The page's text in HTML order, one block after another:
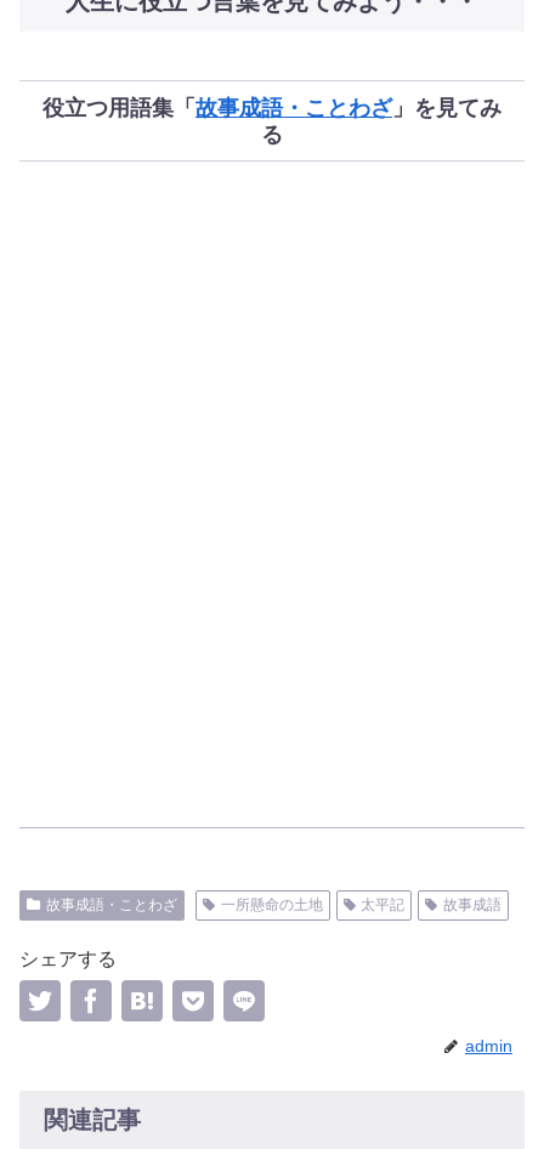
役立つ用語集「 故事成語・ことわざ」を見てみ
る
故事成語・ことわざ 一所懸命の土地 太平記 故事成語
シェアする
admin
関連記事